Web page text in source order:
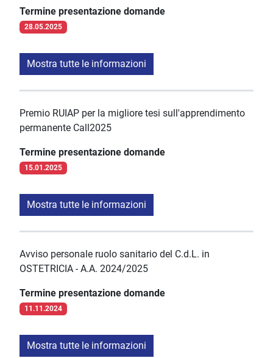
Termine presentazione domande
28.05.2025
Mostra tutte le informazioni
Premio RUIAP per la migliore tesi sull'apprendimento
permanente Call2025
Termine presentazione domande
15.01.2025
Mostra tutte le informazioni
Avviso personale ruolo sanitario del C.d.L. in
OSTETRICIA - A.A. 2024/2025
Termine presentazione domande
11.11.2024
Mostra tutte le informazioni